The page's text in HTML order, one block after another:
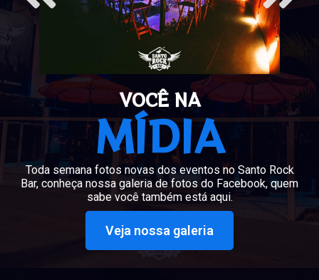
VOCÊ NA
MÍDIA
Toda semana fotos novas dos eventos no Santo Rock
Bar, conheça nossa galeria de fotos do Facebook, quem
sabe você também está aqui.
Veja nossa galeria